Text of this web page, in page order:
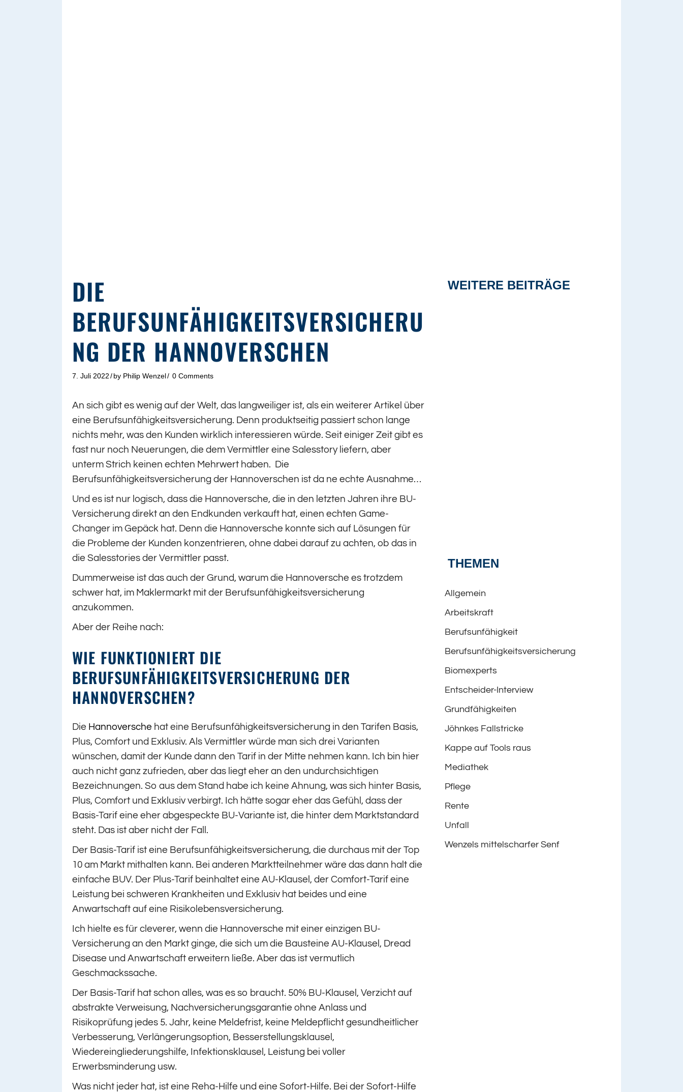
DIE
BERUFSUNFÄHIGKEITSVERSICHERU
NG DER HANNOVERSCHEN
7. Juli 2022 by Philip Wenzel 0 Comments
An sich gibt es wenig auf der Welt, das langweiliger ist, als ein weiterer Artikel über
eine Berufsunfähigkeitsversicherung. Denn produktseitig passiert schon lange
nichts mehr, was den Kunden wirklich interessieren würde. Seit einiger Zeit gibt es
fast nur noch Neuerungen, die dem Vermittler eine Salesstory liefern, aber
unterm Strich keinen echten Mehrwert haben. Die
Berufsunfähigkeitsversicherung der Hannoverschen ist da ne echte Ausnahme…
Und es ist nur logisch, dass die Hannoversche, die in den letzten Jahren ihre BU-
Versicherung direkt an den Endkunden verkauft hat, einen echten Game-
Changer im Gepäck hat. Denn die Hannoversche konnte sich auf Lösungen für
die Probleme der Kunden konzentrieren, ohne dabei darauf zu achten, ob das in
die Salesstories der Vermittler passt.
Dummerweise ist das auch der Grund, warum die Hannoversche es trotzdem
schwer hat, im Maklermarkt mit der Berufsunfähigkeitsversicherung
anzukommen.
Aber der Reihe nach:
WIE FUNKTIONIERT DIE
BERUFSUNFÄHIGKEITSVERSICHERUNG DER
HANNOVERSCHEN?
Die Hannoversche hat eine Berufsunfähigkeitsversicherung in den Tarifen Basis,
Plus, Comfort und Exklusiv. Als Vermittler würde man sich drei Varianten
wünschen, damit der Kunde dann den Tarif in der Mitte nehmen kann. Ich bin hier
auch nicht ganz zufrieden, aber das liegt eher an den undurchsichtigen
Bezeichnungen. So aus dem Stand habe ich keine Ahnung, was sich hinter Basis,
Plus, Comfort und Exklusiv verbirgt. Ich hätte sogar eher das Gefühl, dass der
Basis-Tarif eine eher abgespeckte BU-Variante ist, die hinter dem Marktstandard
steht. Das ist aber nicht der Fall.
Der Basis-Tarif ist eine Berufsunfähigkeitsversicherung, die durchaus mit der Top
10 am Markt mithalten kann. Bei anderen Marktteilnehmer wäre das dann halt die
einfache BUV. Der Plus-Tarif beinhaltet eine AU-Klausel, der Comfort-Tarif eine
Leistung bei schweren Krankheiten und Exklusiv hat beides und eine
Anwartschaft auf eine Risikolebensversicherung.
Ich hielte es für cleverer, wenn die Hannoversche mit einer einzigen BU-
Versicherung an den Markt ginge, die sich um die Bausteine AU-Klausel, Dread
Disease und Anwartschaft erweitern ließe. Aber das ist vermutlich
Geschmackssache.
Der Basis-Tarif hat schon alles, was es so braucht. 50% BU-Klausel, Verzicht auf
abstrakte Verweisung, Nachversicherungsgarantie ohne Anlass und
Risikoprüfung jedes 5. Jahr, keine Meldefrist, keine Meldepflicht gesundheitlicher
Verbesserung, Verlängerungsoption, Besserstellungsklausel,
Wiedereingliederungshilfe, Infektionsklausel, Leistung bei voller
Erwerbsminderung usw.
Was nicht jeder hat, ist eine Reha-Hilfe und eine Sofort-Hilfe. Bei der Sofort-Hilfe
WEITERE BEITRÄGE
THEMEN
Allgemein
Arbeitskraft
Berufsunfähigkeit
Berufsunfähigkeitsversicherung
Biomexperts
Entscheider-Interview
Grundfähigkeiten
Jöhnkes Fallstricke
Kappe auf Tools raus
Mediathek
Pflege
Rente
Unfall
Wenzels mittelscharfer Senf